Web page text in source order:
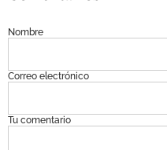
Nombre
Correo electrónico
Tu comentario